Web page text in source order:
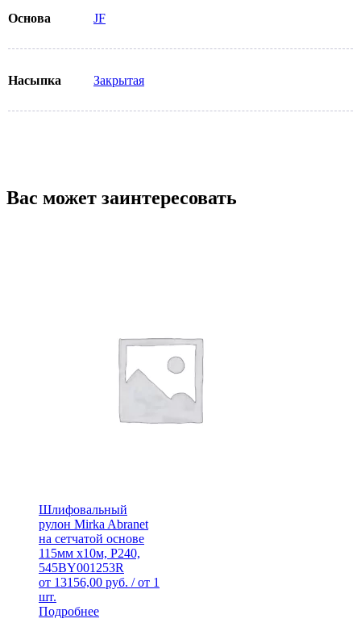
Основа JF
Насыпка Закрытая
Вас может заинтересовать
Шлифовальный
рулон Mirka Abranet
на сетчатой основе
115мм х10м, Р240,
545BY001253R
от 13156,00 руб. / от 1
шт.
Подробнее